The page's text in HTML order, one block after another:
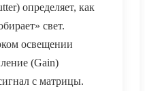
определяет, как
свет.
освещении
(Gain)
с матрицы.